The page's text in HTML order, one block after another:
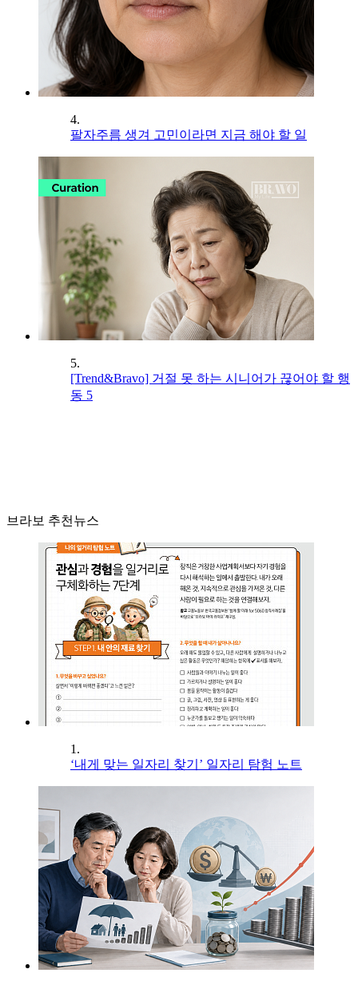
4.
팔자주름 생겨 고민이라면 지금 해야 할 일
5.
[Trend&Bravo] 거절 못 하는 시니어가 끊어야 할 행
동 5
브라보 추천뉴스
1.
‘내게 맞는 일자리 찾기’ 일자리 탐험 노트